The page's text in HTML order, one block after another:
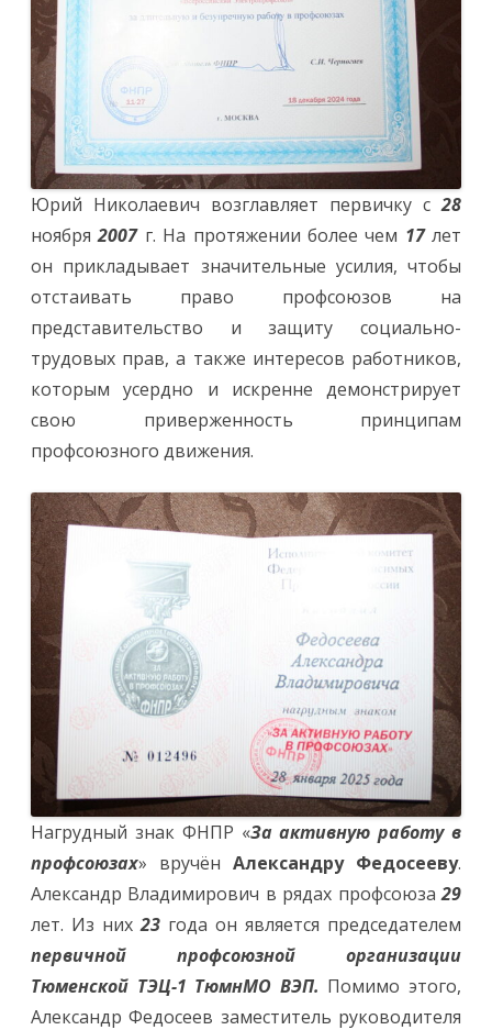
Юрий Николаевич возглавляет первичку с28
ноября2007г. На протяжении более чем 17лет
он прикладывает значительные усилия, чтобы
отстаивать право профсоюзов на
представительство и защиту социально-
трудовых прав, а также интересов работников,
которым усердно и искренне демонстрирует
свою приверженность принципам
профсоюзного движения.
Нагрудный знак ФНПР «За активную работу в
профсоюзах» вручён Александру Федосееву.
Александр Владимирович в рядах профсоюза29
лет. Из них23 года он является председателем
первичной профсоюзной организации
Тюменской ТЭЦ-1 ТюмнМО ВЭП. Помимо этого,
Александр Федосеев заместитель руководителя